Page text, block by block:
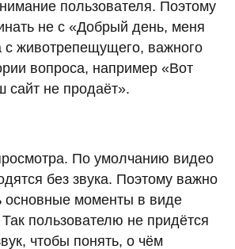
пользователя. Поэтому
не с «Добрый день, меня
с животрепещущего, важного
вопроса, например «Вот
сайт не продаёт».
По умолчанию видео
без звука. Поэтому важно
основные моменты в виде
Так пользователю не придётся
чтобы понять, о чём